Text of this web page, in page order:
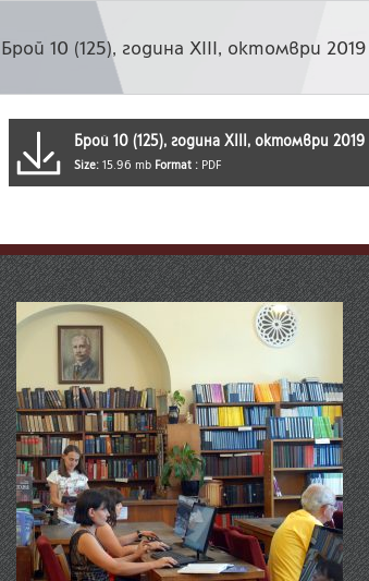
Брой 10 (125), година XIII, октомври 2019
Брой 10 (125), година XIII, октомври 2019
Size: 15.96 mb Format : PDF